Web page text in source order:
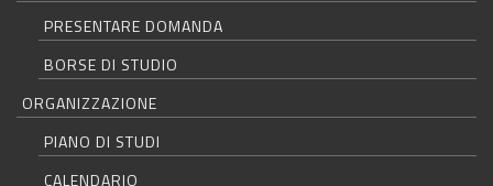
PRESENTARE DOMANDA
BORSE DI STUDIO
ORGANIZZAZIONE
PIANO DI STUDI
CALENDARIO